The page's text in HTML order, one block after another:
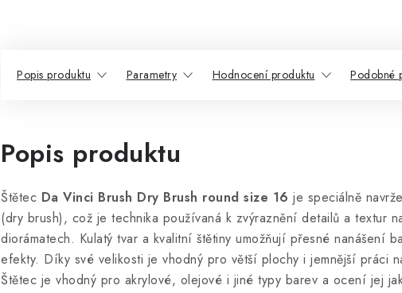
Popis produktu Parametry Hodnocení produktu Podobné
Popis produktu
Štětec Da Vinci Brush Dry Brush round size 16 je speciálně
(dry brush), což je technika používaná k zvýraznění detailů a textur
diorámatech. Kulatý tvar a kvalitní štětiny umožňují přesné nanášení
efekty. Díky své velikosti je vhodný pro větší plochy i jemnější práci
Štětec je vhodný pro akrylové, olejové i jiné typy barev a ocení jej